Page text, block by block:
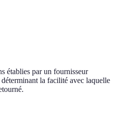
établies par un fournisseur
la facilité avec laquelle